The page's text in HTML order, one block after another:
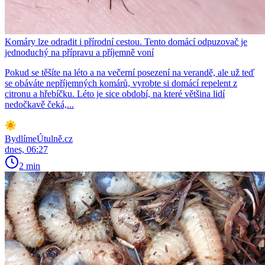
Komáry lze odradit i přírodní cestou. Tento domácí odpuzovač je
jednoduchý na přípravu a příjemně voní
Pokud se těšíte na léto a na večerní posezení na verandě, ale už teď
se obáváte nepříjemných komárů, vyrobte si domácí repelent z
citronu a hřebíčku. Léto je sice období, na které většina lidí
nedočkavě čeká,...
BydlímeÚtulně.cz
dnes, 06:27
2 min